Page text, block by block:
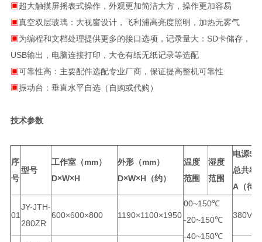
▣超大触摸屏摇表式操作，外观更加简洁大方，操作更加容易
▣真空双层玻璃：大视窗设计，飞利浦高亮度照明，加热无雾气
▣为编程和文档处理提供更多的接口选项，记录量大：SD卡储存，
USB输出，电脑连接打印，大仓有纸无纸记录等选配
▣可靠性高：主要配件选配专业厂商，保证提高整机可靠性
▣振动台：垂直水平自选（自购或代购）
技术参数
序
号
型号
工作室（mm）
D×W×H
外形（mm）
D×W×H（约）
温度
范围
湿度
范围
电源
总共率
A（待
01
JY-JTH-
280ZR
600×600×800 1190×1100×1950
00~150℃
-20~150℃
-40~150℃
380V/